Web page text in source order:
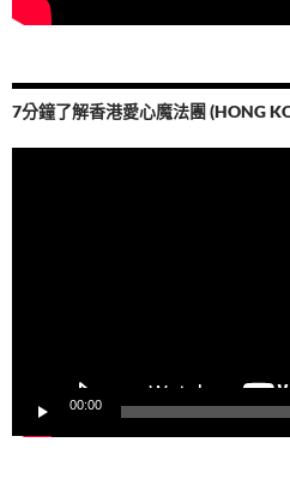
7分鐘了解香港愛心魔法團 (HONG
00:00